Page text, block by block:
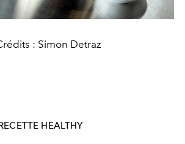
: Simon Detraz
HEALTHY